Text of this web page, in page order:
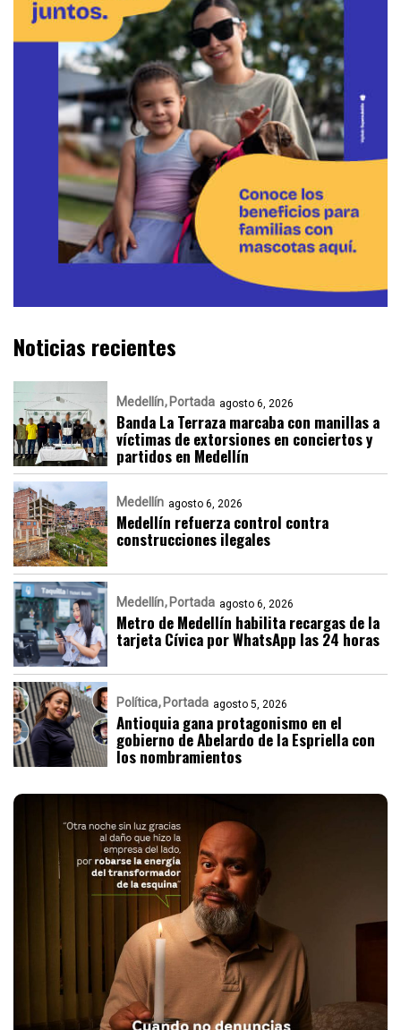
Noticias recientes
Medellín Portada agosto 6, 2026
Banda La Terraza marcaba con manillas a
víctimas de extorsiones en conciertos y
partidos en Medellín
Medellín agosto 6, 2026
Medellín refuerza control contra
construcciones ilegales
Medellín Portada agosto 6, 2026
Metro de Medellín habilita recargas de la
tarjeta Cívica por WhatsApp las 24 horas
Política Portada agosto 5, 2026
Antioquia gana protagonismo en el
gobierno de Abelardo de la Espriella con
los nombramientos